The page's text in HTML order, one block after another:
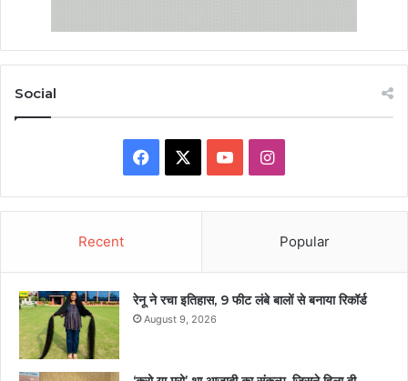
Social
Facebook YouTubeInstagram
Recent Popular
रेनू ने रचा इतिहास, 9 फीट लंबे बालों से बनाया रिकॉर्ड
August 9, 2026